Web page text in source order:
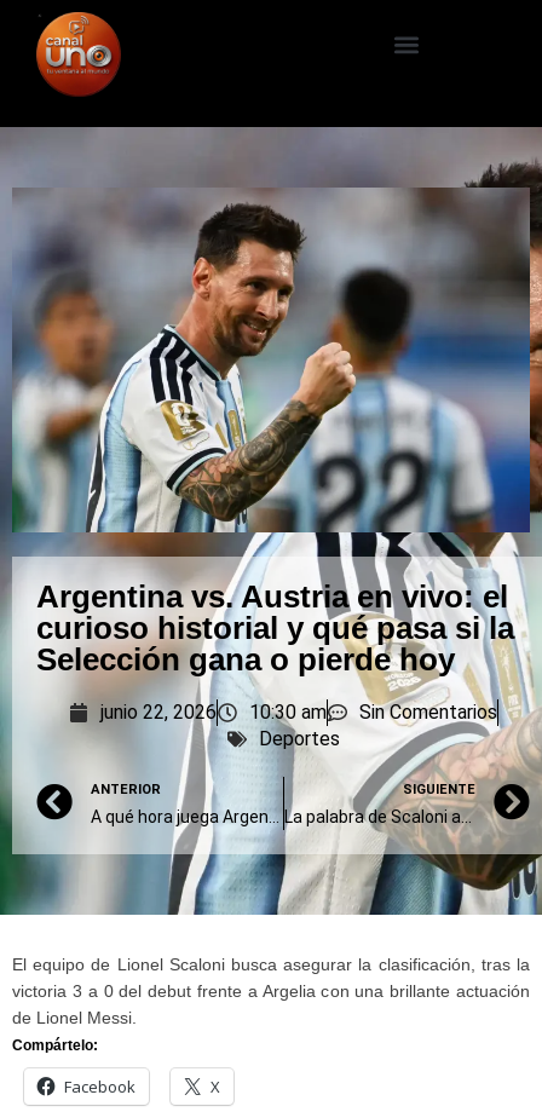
Argentina vs. Austria en vivo: el
curioso historial y qué pasa si la
Selección gana o pierde hoy
junio 22, 2026 10:30 am
Sin Comentarios
Deportes
ANTERIOR
A qué hora juega Argentina vs. Austria, dónde verlo por TV y streaming y probables formaciones
SIGUIENTE
La palabra de Scaloni antes del partido con Austria: Maradona, titulares y Fake News
El equipo de Lionel Scaloni busca asegurar la clasificación, tras la
victoria 3 a 0 del debut frente a Argelia con una brillante actuación
de Lionel Messi.
Compártelo:
Facebook X